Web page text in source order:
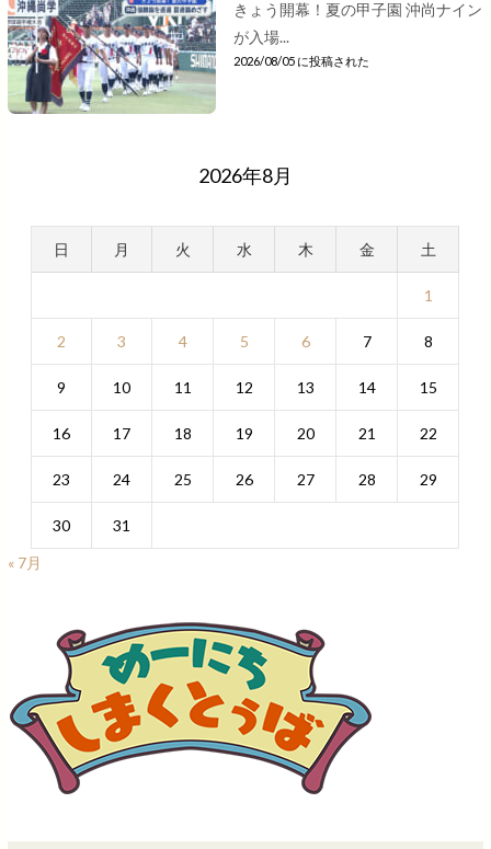
きょう開幕！夏の甲子園 沖尚ナイン
が入場...
2026/08/05 に投稿された
2026年8月
日 月 火 水 木 金 土
1
2 3 4 5 6 7 8
9 10 11 12 13 14 15
16 17 18 19 20 21 22
23 24 25 26 27 28 29
30
31
« 7月